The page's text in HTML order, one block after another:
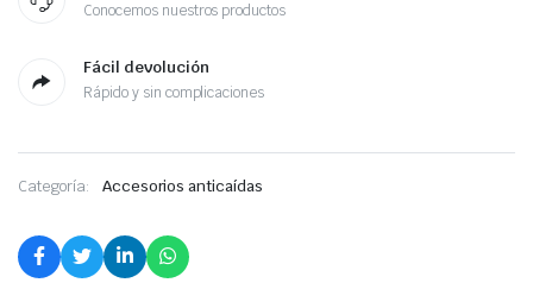
Conocemos nuestros productos
Fácil devolución
Rápido y sin complicaciones
Categoría: Accesorios anticaídas